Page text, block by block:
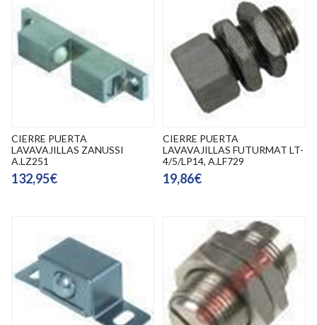
CIERRE PUERTA
LAVAVAJILLAS ZANUSSI
A.LZ251
132,95€
CIERRE PUERTA
LAVAVAJILLAS FUTURMAT LT-
4/5/LP14, A.LF729
19,86€